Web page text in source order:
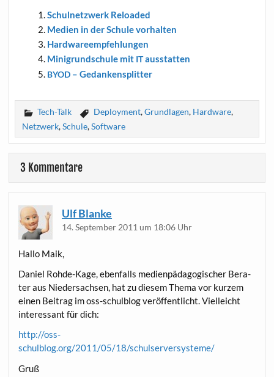
Schul­netz­werk Reloaded
Medi­en in der Schu­le vorhalten
Hard­ware­emp­feh­lun­gen
Mini­grund­schu­le mit ITausstatten
BYOD– Gedankensplitter
Tech-Talk Deployment,Grundlagen, Hardware,
Netzwerk,Schule,Software
3 Kommentare
Ulf Blanke
14. September 2011 um 18:06 Uhr
Hal­lo Maik,
Dani­el Roh­de-Kage, eben­falls medi­en­päd­ago­gi­scher Bera­
ter aus Nie­der­sach­sen, hat zu die­sem The­ma vor kur­zem
einen Bei­trag im oss-schul­blog ver­öf­fent­licht. Viel­leicht
inter­es­sant für dich:
http://oss-
schulblog.org/2011/05/18/schulserversysteme/
Gruß